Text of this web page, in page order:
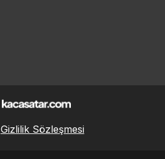
Gizlilik Sözleşmesi